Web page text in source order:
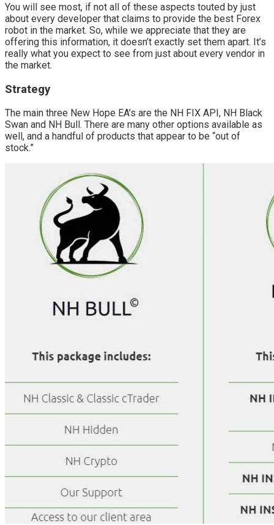
You will see most, if not all of these aspects touted by just
about every developer that claims to provide the best Forex
robot in the market. So, while we appreciate that they are
offering this information, it doesn’t exactly set them apart. It’s
really what you expect to see from just about every vendor in
the market.
Strategy
The main three New Hope EA’s are the NH FIX API, NH Black
Swan and NH Bull. There are many other options available as
well, and a handful of products that appear to be “out of
stock.”